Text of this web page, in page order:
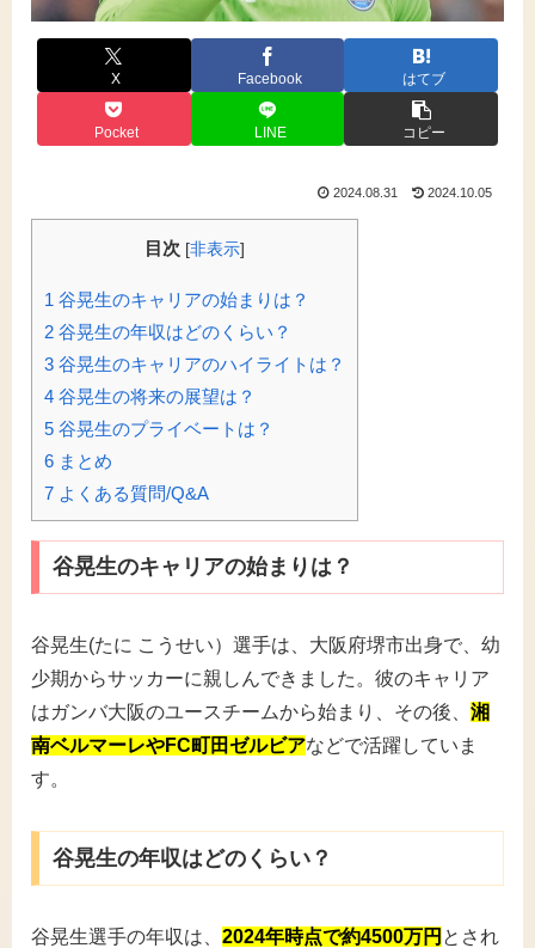
X Facebook はてブ
Pocket LINE コピー
2024.08.31 2024.10.05
目次 [非表示]
1 谷晃生のキャリアの始まりは？
2 谷晃生の年収はどのくらい？
3 谷晃生のキャリアのハイライトは？
4 谷晃生の将来の展望は？
5 谷晃生のプライベートは？
6 まとめ
7 よくある質問/Q&A
谷晃生のキャリアの始まりは？
谷晃生(たに こうせい）選手は、大阪府堺市出身で、幼
少期からサッカーに親しんできました。彼のキャリア
はガンバ大阪のユースチームから始まり、その後、 湘
南ベルマーレやFC町田ゼルビアなどで活躍していま
す。
谷晃生の年収はどのくらい？
谷晃生選手の年収は、 2024年時点で約4500万円 とされ